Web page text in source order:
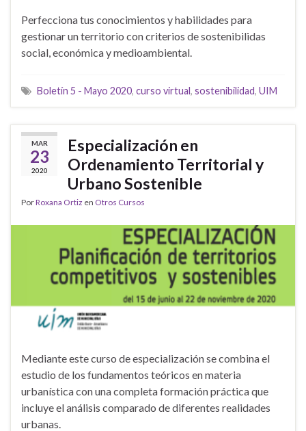
Perfecciona tus conocimientos y habilidades para
gestionar un territorio con criterios de sostenibilidas
social, económica y medioambiental.
Boletín 5 - Mayo 2020, curso virtual, sostenibilidad, UIM
MAR
23
2020
Especialización en
Ordenamiento Territorial y
Urbano Sostenible
PorRoxana Ortiz en Otros Cursos
Mediante este curso de especialización se combina el
estudio de los fundamentos teóricos en materia
urbanística con una completa formación práctica que
incluye el análisis comparado de diferentes realidades
urbanas.